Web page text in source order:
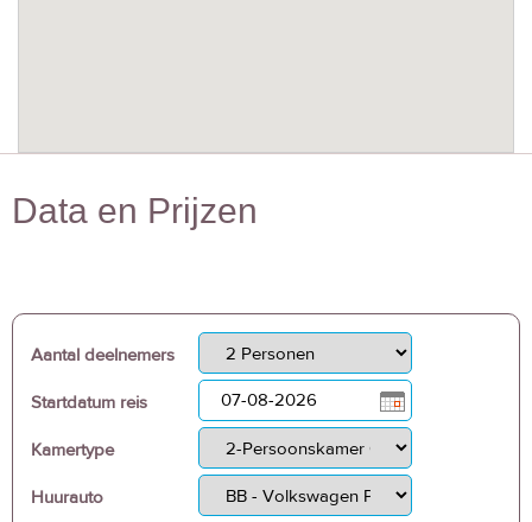
Data en Prijzen
Aantal deelnemers
Startdatum reis
Kamertype
Huurauto